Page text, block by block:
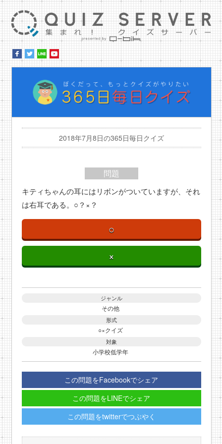
2018年7月8日の365日毎日クイズ
問題
キティちゃんの耳にはリボンがついていますが、それ
は右耳である。○？×？
○
×
ジャンル
その他
形式
○×クイズ
対象
小学校低学年
この問題をFacebookでシェア
この問題をLINEでシェア
この問題をtwitterでつぶやく